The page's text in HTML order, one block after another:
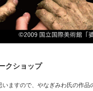
クショップ
ますので、やなぎみわ氏の作品